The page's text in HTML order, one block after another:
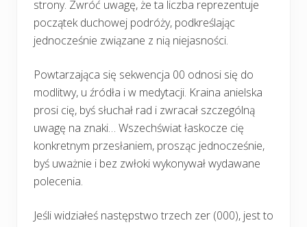
strony. Zwróć uwagę, że ta liczba reprezentuje
początek duchowej podróży, podkreślając
jednocześnie związane z nią niejasności.
Powtarzająca się sekwencja 00 odnosi się do
modlitwy, u źródła i w medytacji. Kraina anielska
prosi cię, byś słuchał rad i zwracał szczególną
uwagę na znaki… Wszechświat łaskocze cię
konkretnym przesłaniem, prosząc jednocześnie,
byś uważnie i bez zwłoki wykonywał wydawane
polecenia.
Jeśli widziałeś następstwo trzech zer (000), jest to